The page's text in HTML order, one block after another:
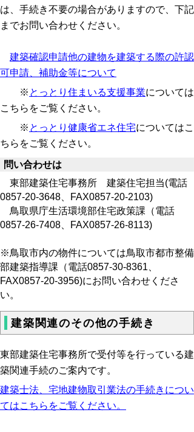
は、手続き不要の場合がありますので、下記
までお問い合わせください。
建築確認申請他の建物を建築する際の許認
可申請、補助金等について
※ とっとり住まいる支援事業については
こちらをご覧ください。
※ とっとり健康省エネ住宅についてはこ
ちらをご覧ください。
問い合わせは
東部建築住宅事務所 建築住宅担当(電話
0857-20-3648、FAX0857-20-2103)
鳥取県庁生活環境部住宅政策課（電話
0857-26-7408、FAX0857-26-8113)
※鳥取市内の物件については鳥取市都市整備
部建築指導課（電話0857-30-8361、
FAX0857-20-3956)にお問い合わせくださ
い。
建築関連のその他の手続き
東部建築住宅事務所で受付等を行っている建
築関連手続のご案内です。
建築士法、 宅地建物取引業法の手続きについ
てはこちらをご覧ください。